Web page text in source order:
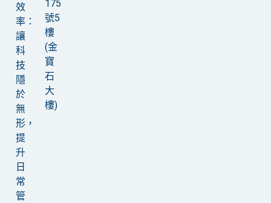
效
率：
讓
科
技
隱
於
無
形，
提
升
日
常
管
175
號5
樓
(金
寶
石
大
樓)